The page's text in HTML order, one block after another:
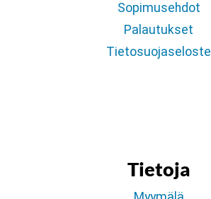
Sopimusehdot
Palautukset
Tietosuojaseloste
Tietoja